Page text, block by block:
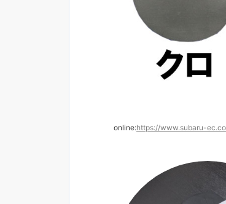
online:https://www.subaru-